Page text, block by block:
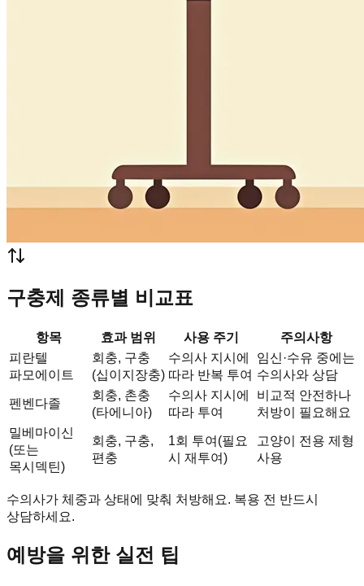
구충제 종류별 비교표
항목 효과 범위 사용 주기
주의사항
피란텔
파모에이트
회충, 구충
(십이지장충)
수의사 지시에
따라 반복 투여
임신·수유 중에는
수의사와 상담
펜벤다졸
회충, 촌충
(타에니아)
수의사 지시에
따라 투여
비교적 안전하나
처방이 필요해요
밀베마이신
(또는
목시덱틴)
회충, 구충,
편충
1회 투여(필요
시 재투여)
고양이 전용 제형
사용
수의사가 체중과 상태에 맞춰 처방해요. 복용 전 반드시
상담하세요.
예방을 위한 실전 팁